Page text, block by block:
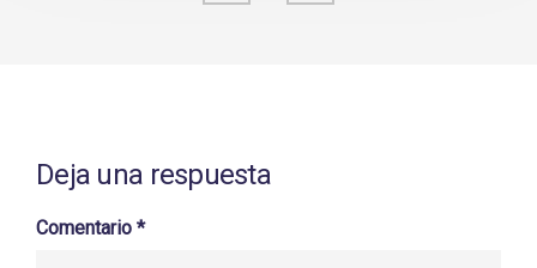
Deja una respuesta
Comentario *